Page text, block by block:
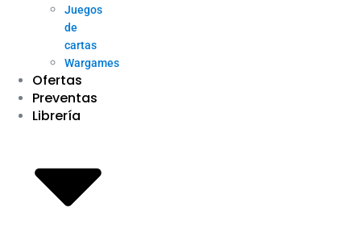
Juegos
de
cartas
Wargames
Ofertas
Preventas
Librería